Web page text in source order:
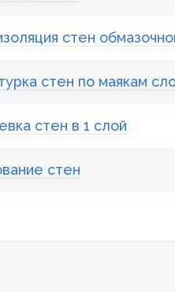
стен
стен по маякам
стен в 1 слой
стен